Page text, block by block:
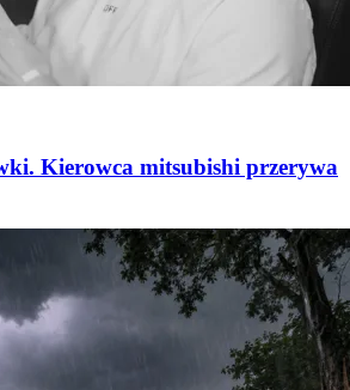
Kierowca mitsubishi przerywa